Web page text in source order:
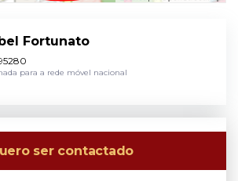
Fortunato
para a rede móvel nacional
ser contactado